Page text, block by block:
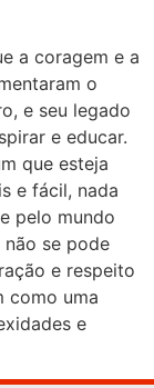
a coragem e a
o
e seu legado
e educar.
que esteja
e fácil, nada
pelo mundo
se pode
e respeito
como uma
e